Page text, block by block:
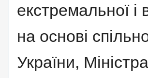
екстремальної і
на основі
України,